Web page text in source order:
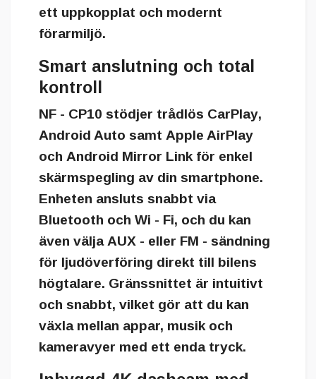
ett uppkopplat och modernt
förarmiljö.
Smart anslutning och total
kontroll
NF - CP10 stödjer trådlös CarPlay,
Android Auto samt Apple AirPlay
och Android Mirror Link för enkel
skärmspegling av din smartphone.
Enheten ansluts snabbt via
Bluetooth och Wi - Fi, och du kan
även välja AUX - eller FM - sändning
för ljudöverföring direkt till bilens
högtalare. Gränssnittet är intuitivt
och snabbt, vilket gör att du kan
växla mellan appar, musik och
kameravyer med ett enda tryck.